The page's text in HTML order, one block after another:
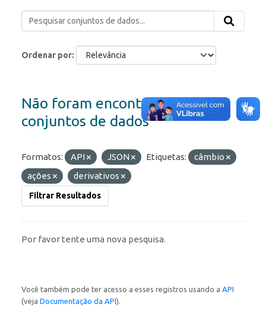
Ordenar por
Não foram encontrados
conjuntos de dados
Formatos: API JSON Etiquetas:
câmbio
ações
derivativos
Filtrar Resultados
Por favor tente uma nova pesquisa.
Você também pode ter acesso a esses registros usando a API
(veja Documentação da API).